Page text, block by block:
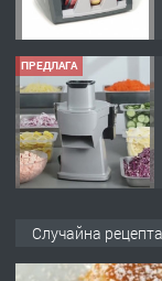
ПРЕДЛАГА
Случайна рецепта